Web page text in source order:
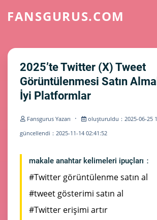
FANSGURUS.COM
2025’te Twitter (X) Tweet
Görüntülenmesi Satın
İyi Platformlar
Fansgurus Yazarı · oluşturuldu：2025-06-25
güncellendi：2025-11-14 02:41:52
makale anahtar kelimeleri ipuçları：
#Twitter görüntülenme satın al
#tweet gösterimi satın al
#Twitter erişimi artır